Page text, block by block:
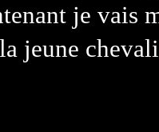
je vais
jeune